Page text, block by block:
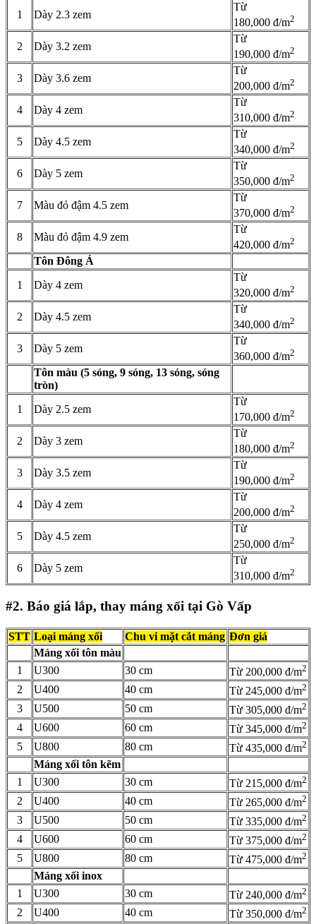
1
Dày 2.3 zem
Từ
180,000 đ/m2
2 Dày 3.2 zem
Từ
190,000 đ/m2
3 Dày 3.6 zem
Từ
200,000 đ/m2
4 Dày 4 zem
Từ
310,000 đ/m2
5 Dày 4.5 zem
Từ
340,000 đ/m2
6 Dày 5 zem
Từ
350,000 đ/m2
7 Màu đỏ đậm 4.5 zem
Từ
370,000 đ/m2
8 Màu đỏ đậm 4.9 zem
Từ
420,000 đ/m2
Tôn Đông Á
1
Dày 4 zem
Từ
320,000 đ/m2
2 Dày 4.5 zem
Từ
340,000 đ/m2
3 Dày 5 zem
Từ
360,000 đ/m2
Tôn màu (5 sóng, 9 sóng, 13 sóng, sóng
tròn)
1
Dày 2.5 zem
Từ
170,000 đ/m2
2 Dày 3 zem
Từ
180,000 đ/m2
3 Dày 3.5 zem
Từ
190,000 đ/m2
4 Dày 4 zem
Từ
200,000 đ/m2
5 Dày 4.5 zem
Từ
250,000 đ/m2
6 Dày 5 zem
Từ
310,000 đ/m2
#2. Báo giá lắp, thay máng xối tại Gò Vấp
STT Loại máng xối Chu vi mặt cắt máng Đơn giá
Máng xối tôn màu
1
U300 30 cm Từ 200,000 đ/m2
2 U400 40 cm Từ 245,000 đ/m2
3 U500 50 cm Từ 305,000 đ/m2
4 U600 60 cm Từ 345,000 đ/m2
5 U800 80 cm Từ 435,000 đ/m2
Máng xối tôn kẽm
1
U300 30 cm Từ 215,000 đ/m2
2 U400 40 cm Từ 265,000 đ/m2
3 U500 50 cm Từ 335,000 đ/m2
4 U600 60 cm Từ 375,000 đ/m2
5 U800 80 cm Từ 475,000 đ/m2
Máng xối inox
1
U300 30 cm Từ 240,000 đ/m2
2 U400 40 cm Từ 350,000 đ/m2